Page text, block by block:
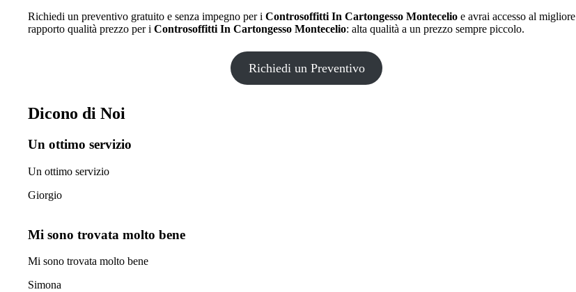
Richiedi un preventivo gratuito e senza impegno per i Controsoffitti In Cartongesso Montecelio e avrai accesso al migliore
rapporto qualità prezzo per i Controsoffitti In Cartongesso Montecelio: alta qualità a un prezzo sempre piccolo.
Richiedi un Preventivo
Dicono di Noi
Un ottimo servizio
Un ottimo servizio
Giorgio
Mi sono trovata molto bene
Mi sono trovata molto bene
Simona